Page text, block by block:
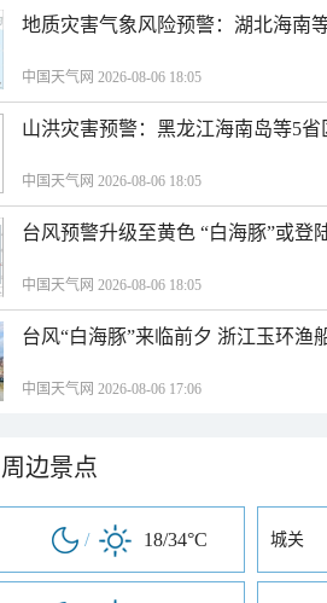
地质灾害气象风险预警：湖北海南
中国天气网 2026-08-06 18:05
山洪灾害预警：黑龙江海南岛等5
中国天气网 2026-08-06 18:05
台风预警升级至黄色 “白海豚”或登
中国天气网 2026-08-06 18:05
台风“白海豚”来临前夕 浙江玉环渔
中国天气网 2026-08-06 17:06
周边景点
/ 18/34°C 城关